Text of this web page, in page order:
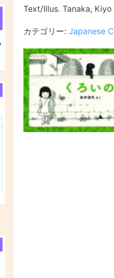
Text/Illus. Tanaka, Kiyo
カテゴリー: Japanese